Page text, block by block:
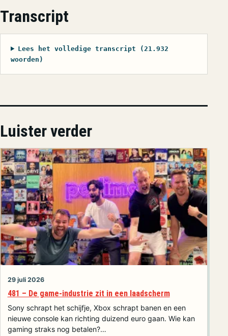
Transcript
Lees het volledige transcript (21.932
woorden)
Luister verder
29 juli 2026
481 – De game-industrie zit in een laadscherm
Sony schrapt het schijfje, Xbox schrapt banen en een
nieuwe console kan richting duizend euro gaan. Wie kan
gaming straks nog betalen?…